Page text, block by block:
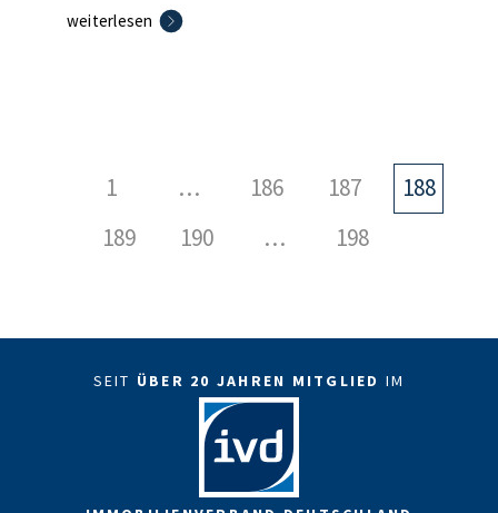
Dachgeschoss – 2000 aufwändig modernisiert –
weiterlesen
1 … 186 187
188
189
190 … 198
SEIT ÜBER 20 JAHREN MITGLIED IM